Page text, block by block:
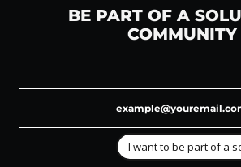
BE PART OF A
COMMUNITY
I want to be part of a